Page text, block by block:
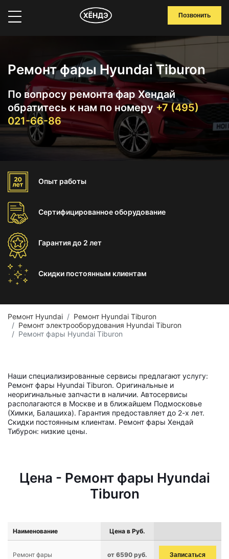
Позвонить
Ремонт фары Hyundai Tiburon
По вопросу ремонта фар Хендай
обратитесь к нам по номеру +7 (495)
021-66-86
Опыт работы
Сертифицированноеоборудование
Гарантиядо 2 лет
Скидки постоянным клиентам
Ремонт Hyundai
Ремонт Hyundai Tiburon
Ремонт электрооборудования Hyundai Tiburon
Ремонт фары Hyundai Tiburon
Наши специализированные сервисы предлагают услугу:
Ремонт фары Hyundai Tiburon. Оригинальные и
неоригинальные запчасти в наличии. Автосервисы
располагаются в Москве и в ближайшем Подмосковье
(Химки, Балашиха). Гарантия предоставляет до 2-х лет.
Скидки постоянным клиентам. Ремонт фары Хендай
Тибурон: низкие цены.
Цена - Ремонт фары Hyundai
Tiburon
Наименование Цена в Руб.
Ремонт фары от 6590 руб. Записаться